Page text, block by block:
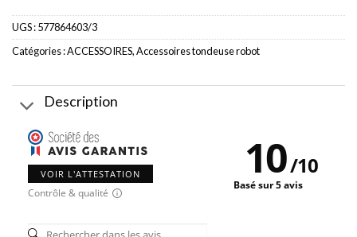
UGS :577864603/3
Catégories :ACCESSOIRES,Accessoires tondeuse robot
Description
VOIR L'ATTESTATION
Contrôle & qualité
10/10
Basé sur 5 avis